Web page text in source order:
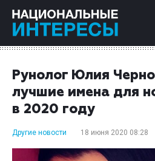
Рунолог Юлия
лучшие имена для
в 2020 году
Другие новости 18 июня 2020 08:28